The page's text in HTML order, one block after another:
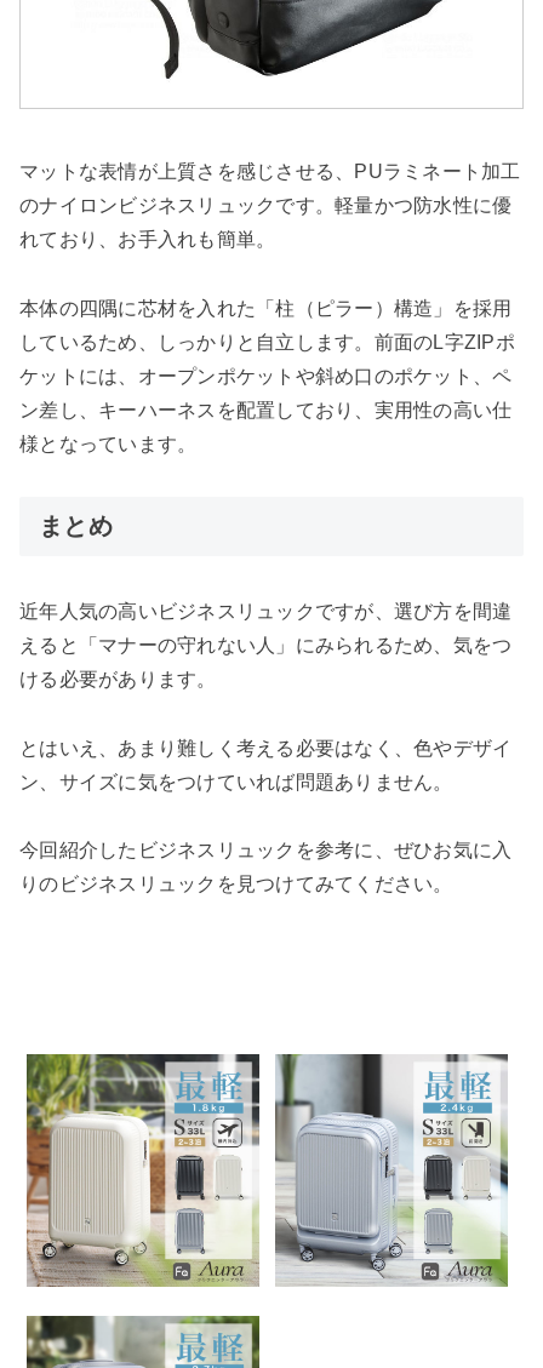
マットな表情が上質さを感じさせる、PUラミネート加工
のナイロンビジネスリュックです。軽量かつ防水性に優
れており、お手入れも簡単。
本体の四隅に芯材を入れた「柱（ピラー）構造」を採用
しているため、しっかりと自立します。前面のL字ZIPポ
ケットには、オープンポケットや斜め口のポケット、ペ
ン差し、キーハーネスを配置しており、実用性の高い仕
様となっています。
まとめ
近年人気の高いビジネスリュックですが、選び方を間違
えると「マナーの守れない人」にみられるため、気をつ
ける必要があります。
とはいえ、あまり難しく考える必要はなく、色やデザイ
ン、サイズに気をつけていれば問題ありません。
今回紹介したビジネスリュックを参考に、ぜひお気に入
りのビジネスリュックを見つけてみてください。